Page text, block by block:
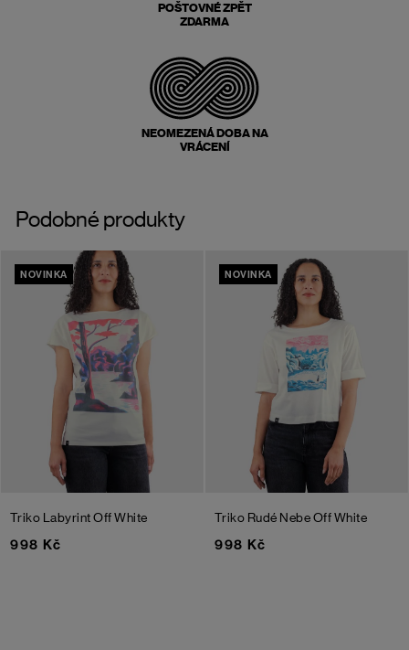
POŠTOVNÉ ZPĚT
ZDARMA
NEOMEZENÁ DOBA NA
VRÁCENÍ
Podobné produkty
NOVINKA
Triko LabyrintOff White
998 Kč
NOVINKA
Triko Rudé NebeOff White
998 Kč